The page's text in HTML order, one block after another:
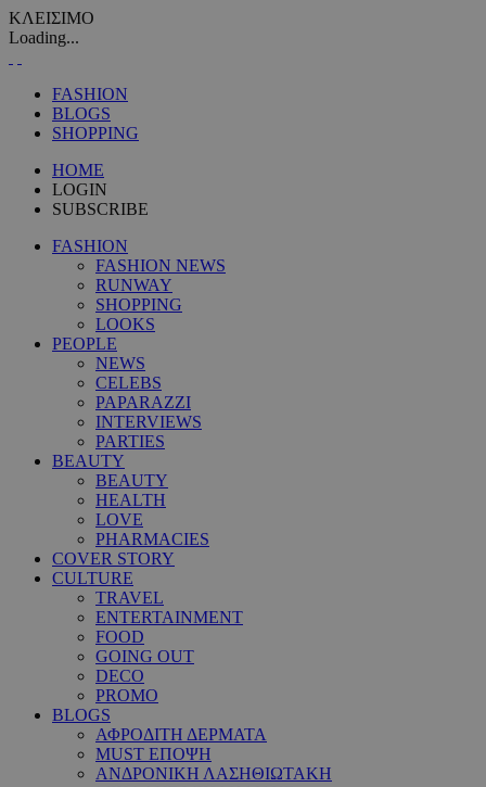
ΚΛΕΙΣΙΜΟ
Loading...
FASHION
BLOGS
SHOPPING
HOME
LOGIN
SUBSCRIBE
FASHION
FASHION NEWS
RUNWAY
SHOPPING
LOOKS
PEOPLE
NEWS
CELEBS
PAPARAZZI
INTERVIEWS
PARTIES
BEAUTY
BEAUTY
HEALTH
LOVE
PHARMACIES
COVER STORY
CULTURE
TRAVEL
ENTERTAINMENT
FOOD
GOING OUT
DECO
PROMO
BLOGS
ΑΦΡΟΔΙΤΗ ΔΕΡΜΑΤΑ
MUST ΕΠΟΨΗ
ΑΝΔΡΟΝΙΚΗ ΛΑΣΗΘΙΩΤΑΚΗ